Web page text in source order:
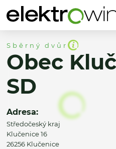
Sběrný dvůr
Obec
SD
Adresa:
Středočeský kraj
Klučenice 16
26256 Klučenice